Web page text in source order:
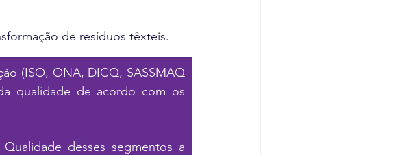
de resíduos têxteis.
(ISO, ONA, DICQ, SASSMAQ
qualidade de acordo com os
desses segmentos a